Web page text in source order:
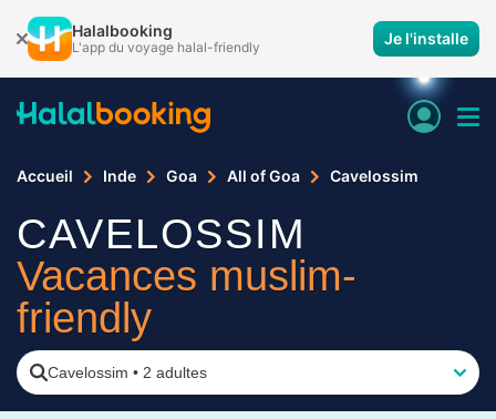
Halalbooking
L'app du voyage halal-friendly Je l'installe
Accueil Inde Goa All of Goa Cavelossim
CAVELOSSIM
Vacances muslim-
friendly
Cavelossim • 2 adultes